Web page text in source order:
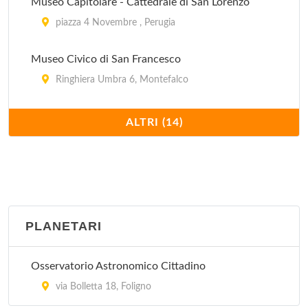
via Guglielmo Marconi , Città della Pieve
piazza 4 Novembre , Perugia
Museo Civico di San Francesco
Ringhiera Umbra 6, Montefalco
Museo Civico e Pinacoteca Comunale
Piazza Grande , Gubbio
Palazzo Trinci Pinacoteca Civica
Pinacoteca Civica
ALTRI (14)
PLANETARI
Osservatorio Astronomico Cittadino
via Bolletta 18, Foligno